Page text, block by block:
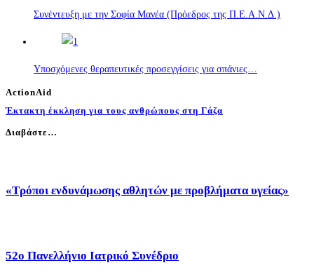
Συνέντευξη με την Σοφία Μανέα (Πρόεδρος της Π.Ε.Α.Ν.Δ.)
Υποσχόμενες θεραπευτικές προσεγγίσεις για σπάνιες…
ActionAid
Έκτακτη έκκληση για τους ανθρώπους στη Γάζα
Διαβάστε…
«Τρόποι ενδυνάμωσης αθλητών με προβλήματα υγείας»
52o Πανελλήνιο Ιατρικό Συνέδριο